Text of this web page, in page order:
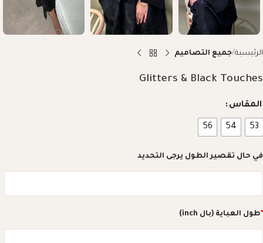
الرئيسية جميع التصاميم
Glitters & Black Touches
المقاس
53
54
56
في حال تقصير الطول يرجى التحديد
*طول العباية (بال inch)